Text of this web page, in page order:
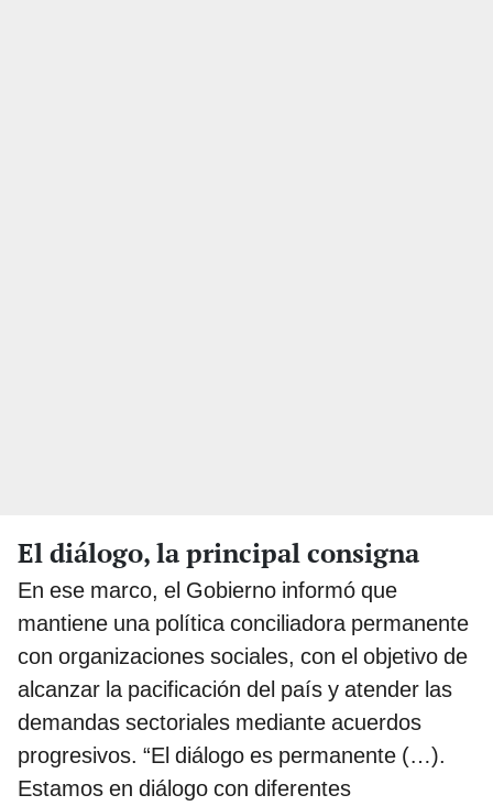
El diálogo, la principal consigna
En ese marco, el Gobierno informó que
mantiene una política conciliadora permanente
con organizaciones sociales, con el objetivo de
alcanzar la pacificación del país y atender las
demandas sectoriales mediante acuerdos
progresivos. “El diálogo es permanente (…).
Estamos en diálogo con diferentes